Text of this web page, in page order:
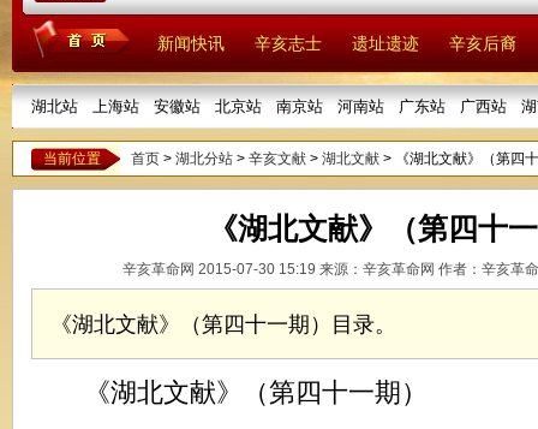
新闻快讯 辛亥志士 遗址遗迹 辛亥后裔
湖北站 上海站 安徽站 北京站 南京站 河南站 广东站 广西站
当前位置 首页 > 湖北分站 > 辛亥文献 > 湖北文献 > 《湖北文献》（第四
《湖北文献》（第四十
辛亥革命网 2015-07-30 15:19 来源：辛亥革命网 作者：辛亥革
《湖北文献》（第四十一期）目录。
《湖北文献》（第四十一期）